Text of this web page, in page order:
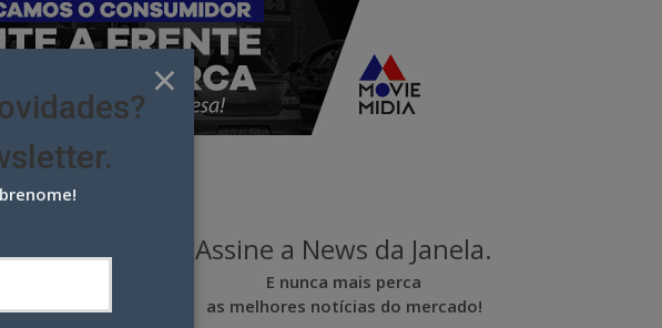
Assine a News da Janela.
E nunca mais perca
as melhores notícias do mercado!
×